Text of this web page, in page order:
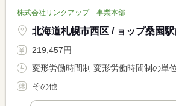
株式会社リンクアップ 事業本部
北海道札幌市西区 / ョップ桑園
219,457円
その他